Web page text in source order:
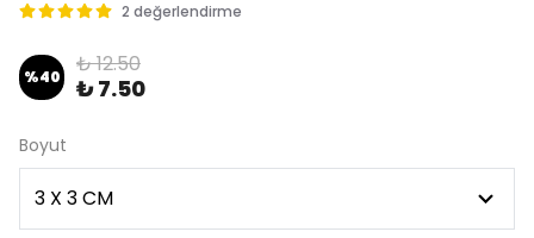
2 değerlendirme
%40 ₺ 12.50
₺ 7.50
Boyut